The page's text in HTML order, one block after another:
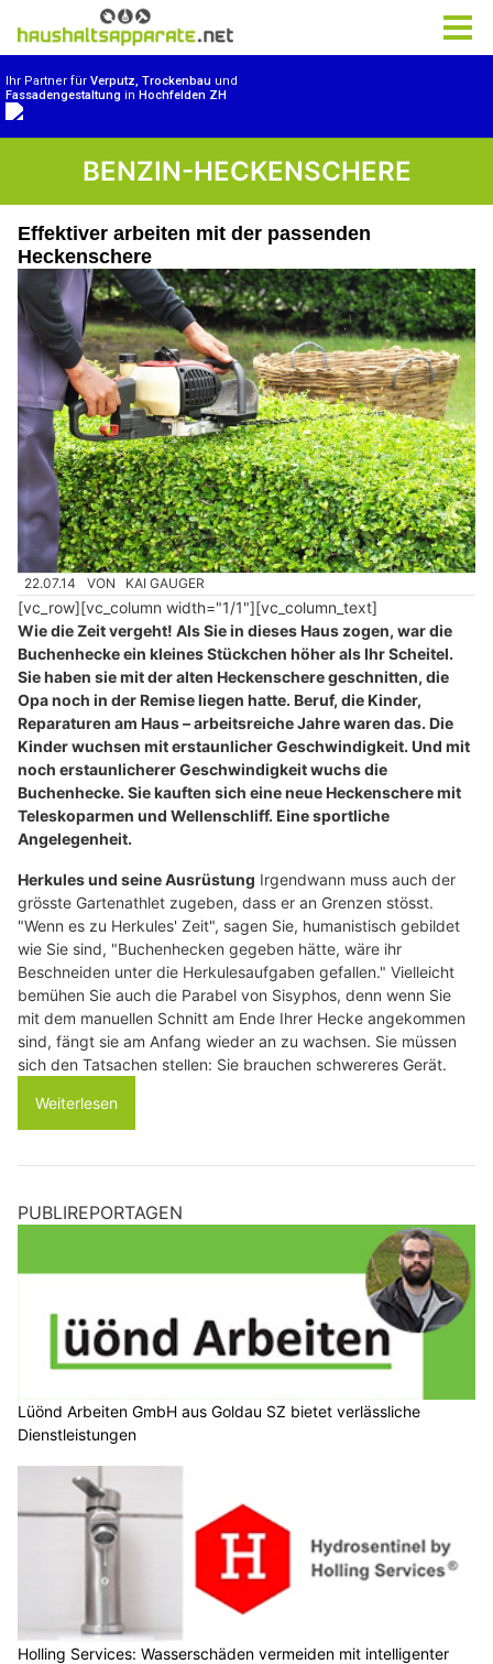
BENZIN-HECKENSCHERE
Effektiver arbeiten mit der passenden
Heckenschere
22.07.14 VON KAI GAUGER
[vc_row][vc_column width="1/1"][vc_column_text]
Wie die Zeit vergeht! Als Sie in dieses Haus zogen, war die
Buchenhecke ein kleines Stückchen höher als Ihr Scheitel.
Sie haben sie mit der alten Heckenschere geschnitten, die
Opa noch in der Remise liegen hatte. Beruf, die Kinder,
Reparaturen am Haus – arbeitsreiche Jahre waren das. Die
Kinder wuchsen mit erstaunlicher Geschwindigkeit. Und mit
noch erstaunlicherer Geschwindigkeit wuchs die
Buchenhecke. Sie kauften sich eine neue Heckenschere mit
Teleskoparmen und Wellenschliff. Eine sportliche
Angelegenheit.
Herkules und seine Ausrüstung Irgendwann muss auch der
grösste Gartenathlet zugeben, dass er an Grenzen stösst.
"Wenn es zu Herkules' Zeit", sagen Sie, humanistisch gebildet
wie Sie sind, "Buchenhecken gegeben hätte, wäre ihr
Beschneiden unter die Herkulesaufgaben gefallen." Vielleicht
bemühen Sie auch die Parabel von Sisyphos, denn wenn Sie
mit dem manuellen Schnitt am Ende Ihrer Hecke angekommen
sind, fängt sie am Anfang wieder an zu wachsen. Sie müssen
sich den Tatsachen stellen: Sie brauchen schwereres Gerät.
Weiterlesen
PUBLIREPORTAGEN
Lüönd Arbeiten GmbH aus Goldau SZ bietet verlässliche
Dienstleistungen
Holling Services: Wasserschäden vermeiden mit intelligenter